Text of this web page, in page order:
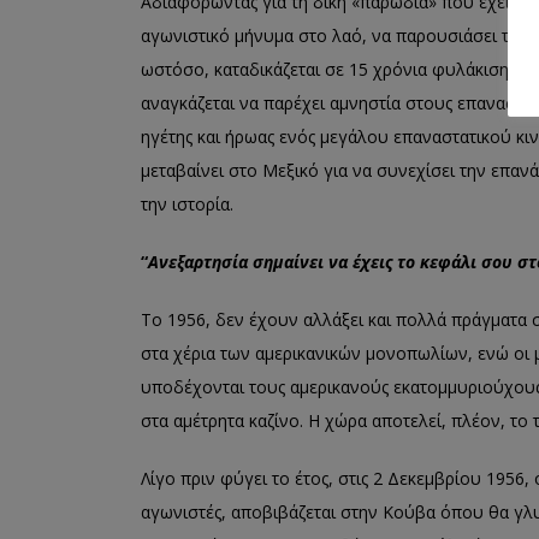
αγωνιστικό μήνυμα στο λαό, να παρουσιάσει το
ωστόσο, καταδικάζεται σε 15 χρόνια φυλάκισης.
αναγκάζεται να παρέχει αμνηστία στους
ηγέτης και ήρωας ενός μεγάλου επαναστατικού
μεταβαίνει στο Μεξικό για να συνεχίσει την
την ιστορία.
“Ανεξαρτησία σημαίνει να έχεις το κεφάλι σου
Το 1956, δεν έχουν αλλάξει και πολλά πράγματα
στα χέρια των αμερικανικών μονοπωλίων, ενώ οι
υποδέχονται τους αμερικανούς
στα αμέτρητα καζίνο. Η χώρα αποτελεί, πλέον, το
Λίγο πριν φύγει το έτος, στις 2 Δεκεμβρίου
αγωνιστές, αποβιβάζεται στην Κούβα όπου θα